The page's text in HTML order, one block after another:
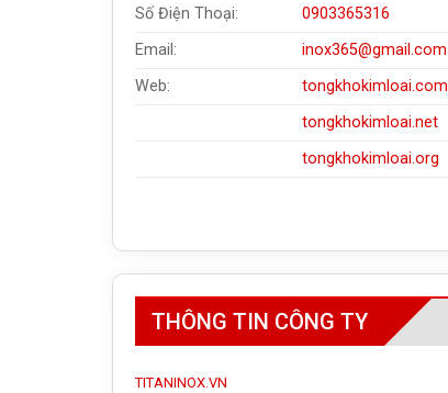
Số Điện Thoại:
0903365316
Email:
inox365@gmail.com
Web:
tongkhokimloai.com
tongkhokimloai.net
tongkhokimloai.org
THÔNG TIN CÔNG TY
TITANINOX.VN